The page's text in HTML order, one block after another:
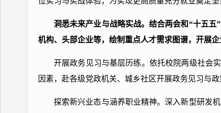
洞悉未来产业与战略实战。结合两会和“十五
机构、头部企业等，绘制重点人才需求图谱，开展
开展政务见习与基层历练。依托校院两级社会
因素，赴各级党政机关、城乡社区开展政务见习与
探索新兴业态与涵养职业精神。深入新型研发